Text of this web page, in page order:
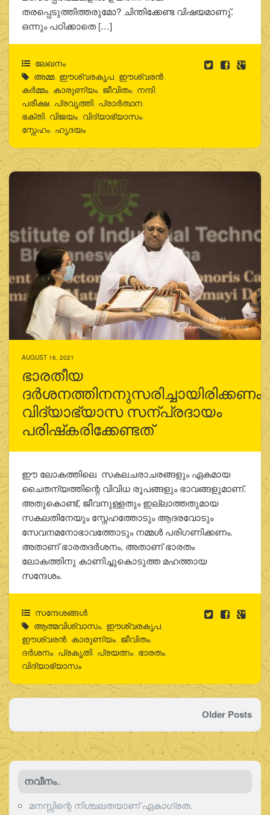
തരപ്പെടുത്തിത്തരുമോ? ചിന്തിക്കേണ്ട വിഷയമാണു്.
ഒന്നും പഠിക്കാതെ […]
ലേഖനം
അമ്മ, ഈശ്വരകൃപ, ഈശ്വരന്‍,
കര്‍മ്മം, കാരുണ്യം, ജീവിതം, നന്ദി,
പരീക്ഷ, പ്രവൃത്തി, പ്രാര്‍ത്ഥന,
ഭക്തി, വിജയം, വിദ്യാഭ്യാസം,
സ്നേഹം, ഹൃദയം
AUGUST 16, 2021
ഭാരതീയ
ദർശനത്തിനനുസരിച്ചായിരിക്കണം
വിദ്യാഭ്യാസ സന്പ്രദായം
പരിഷ്‌കരിക്കേണ്ടത്
ഈ ലോകത്തിലെ സകലചരാചരങ്ങളും ഏകമായ
ചൈതന്യത്തിന്റെ വിവിധ രൂപങ്ങളും ഭാവങ്ങളുമാണ്.
അതുകൊണ്ട്, ജീവനുള്ളതും ഇല്ലാത്തതുമായ
സകലതിനേയും സ്നേഹത്തോടും ആദരവോടും
സേവനമനോഭാവത്തോടും നമ്മൾ പരിഗണിക്കണം.
അതാണ് ഭാരതദര്‍ശനം, അതാണ് ഭാരതം
ലോകത്തിനു കാണിച്ചുകൊടുത്ത മഹത്തായ
സന്ദേശം.
സന്ദേശങ്ങൾ
ആത്മവിശ്വാസം, ഈശ്വരകൃപ,
ഈശ്വരന്‍, കാരുണ്യം, ജീവിതം,
ദർശനം, പ്രകൃതി, പ്രയത്നം, ഭാരതം,
വിദ്യാഭ്യാസം
Older Posts
നവീനം..
മനസ്സിന്റെ നിശ്ചലതയാണ് ഏകാഗ്രത.